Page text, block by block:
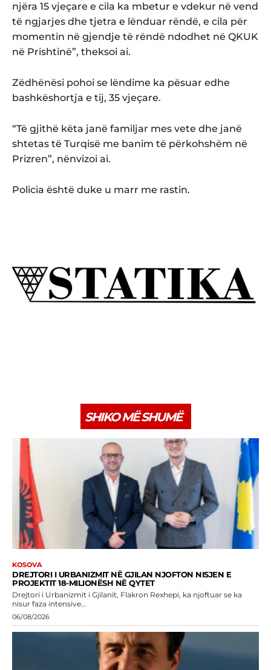
njëra 15 vjeçare e cila ka mbetur e vdekur në vend
të ngjarjes dhe tjetra e lënduar rëndë, e cila për
momentin në gjendje të rëndë ndodhet në QKUK
në Prishtinë”, theksoi ai.
Zëdhënësi pohoi se lëndime ka pësuar edhe
bashkëshortja e tij, 35 vjeçare.
“Të gjithë këta janë familjar mes vete dhe janë
shtetas të Turqisë me banim të përkohshëm në
Prizren”, nënvizoi ai.
Policia është duke u marr me rastin.
SHIKO MË SHUMË
KOSOVA
DREJTORI I URBANIZMIT NË GJILAN NJOFTON NISJEN E
PROJEKTIT 18-MILIONËSH NË QYTET
Drejtori i Urbanizmit i Gjilanit, Flakron Rexhepi, ka njoftuar se ka
nisur faza intensive...
06/08/2026